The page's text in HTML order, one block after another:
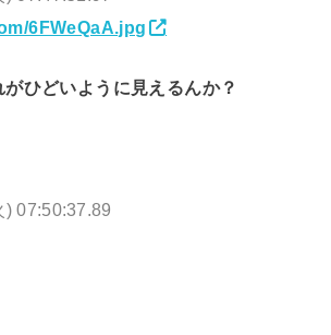
6FWeQaA.jpg
ひどいように見えるんか？
) 07:50:37.89